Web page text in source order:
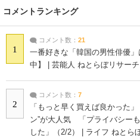
コメントランキング
1
コメント数： 21
一番好きな「韓国の男性俳優
中】 | 芸能人 ねとらぼリサーチ
2
コメント数： 7
「もっと早く買えば良かった
ン”が大人気 「プライバシー
した」（2/2） | ライフ ねとら